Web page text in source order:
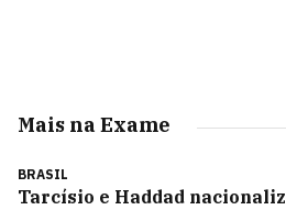
Mais na Exame
BRASIL
Tarcísio e Haddad